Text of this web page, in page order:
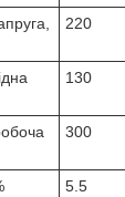
220
130
300
5.5